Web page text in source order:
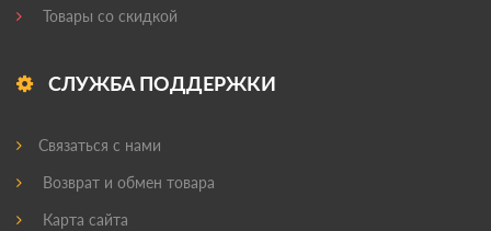
Товары со скидкой
СЛУЖБА ПОДДЕРЖКИ
Связаться с нами
Возврат и обмен товара
Карта сайта